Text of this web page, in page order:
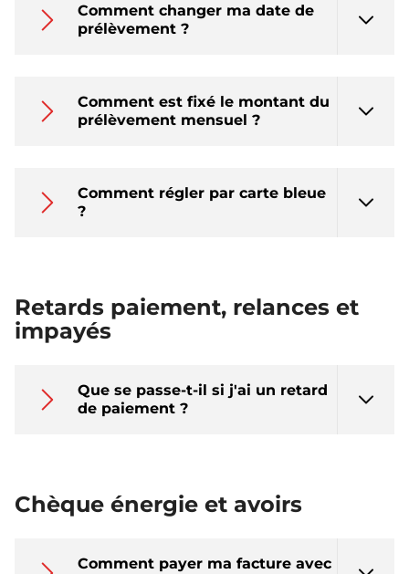
Comment changer ma date de
prélèvement ?
Comment est fixé le montant du
prélèvement mensuel ?
Comment régler par carte bleue
?
Retards paiement, relances et
impayés
Que se passe-t-il si j'ai un retard
de paiement ?
Chèque énergie et avoirs
Comment payer ma facture avec